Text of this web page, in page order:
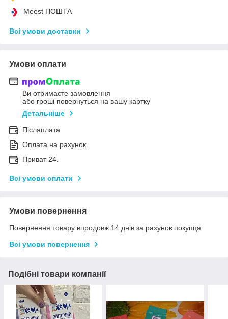
Meest ПОШТА
Всі умови доставки
Умови оплати
Ви отримаєте замовлення
або гроші повернуться на вашу картку
Детальніше
Післяплата
Оплата на рахунок
Приват 24.
Всі умови оплати
Умови повернення
Повернення товару впродовж 14 днів за рахунок покупця
Всі умови повернення
Подібні товари компанії